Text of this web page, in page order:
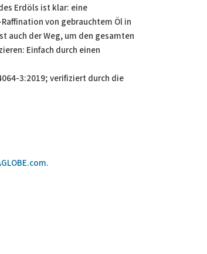
Erdöls ist klar: eine
von gebrauchtem Öl in
auch der Weg, um den gesamten
Einfach durch einen
3:2019; verifiziert durch die
.